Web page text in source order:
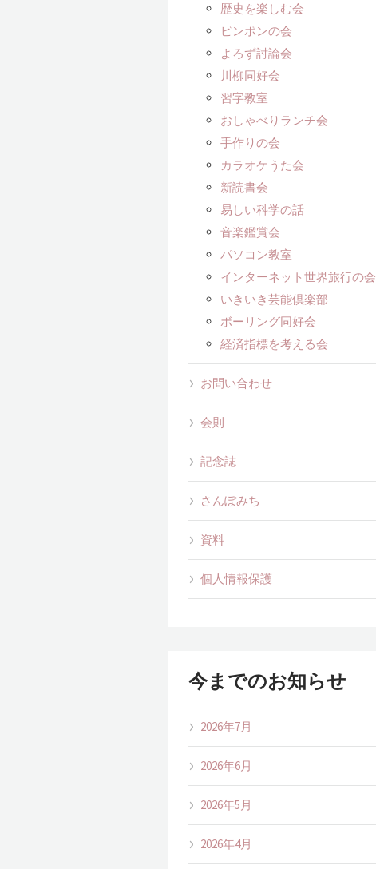
歴史を楽しむ会
ピンポンの会
よろず討論会
川柳同好会
習字教室
おしゃべりランチ会
手作りの会
カラオケうた会
新読書会
易しい科学の話
音楽鑑賞会
パソコン教室
インターネット世界旅行の会
いきいき芸能倶楽部
ボーリング同好会
経済指標を考える会
お問い合わせ
会則
記念誌
さんぽみち
資料
個人情報保護
今までのお知らせ
2026年7月
2026年6月
2026年5月
2026年4月